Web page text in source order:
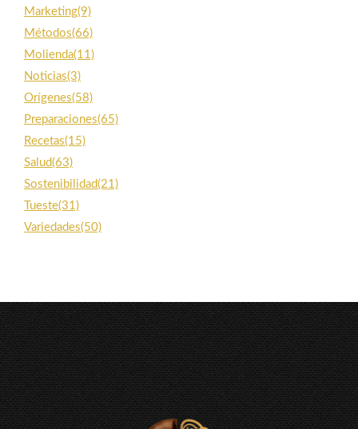
Marketing(9)
Métodos(66)
Molienda(11)
Noticias(3)
Orígenes(58)
Preparaciones(65)
Recetas(15)
Salud(63)
Sostenibilidad(21)
Tueste(31)
Variedades(50)